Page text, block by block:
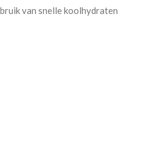
van snelle koolhydraten